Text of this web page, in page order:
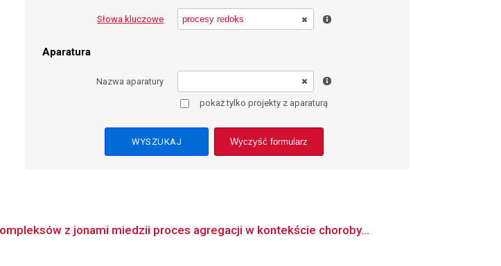
Słowa kluczowe
Aparatura
Nazwa aparatury
pokaż tylko projekty z aparaturą
Wyczyść formularz
z jonami miedzii proces agregacji w kontekście choroby...